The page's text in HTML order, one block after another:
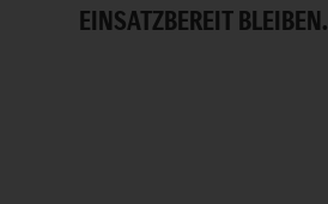
EINSATZBEREIT BLEIBEN.